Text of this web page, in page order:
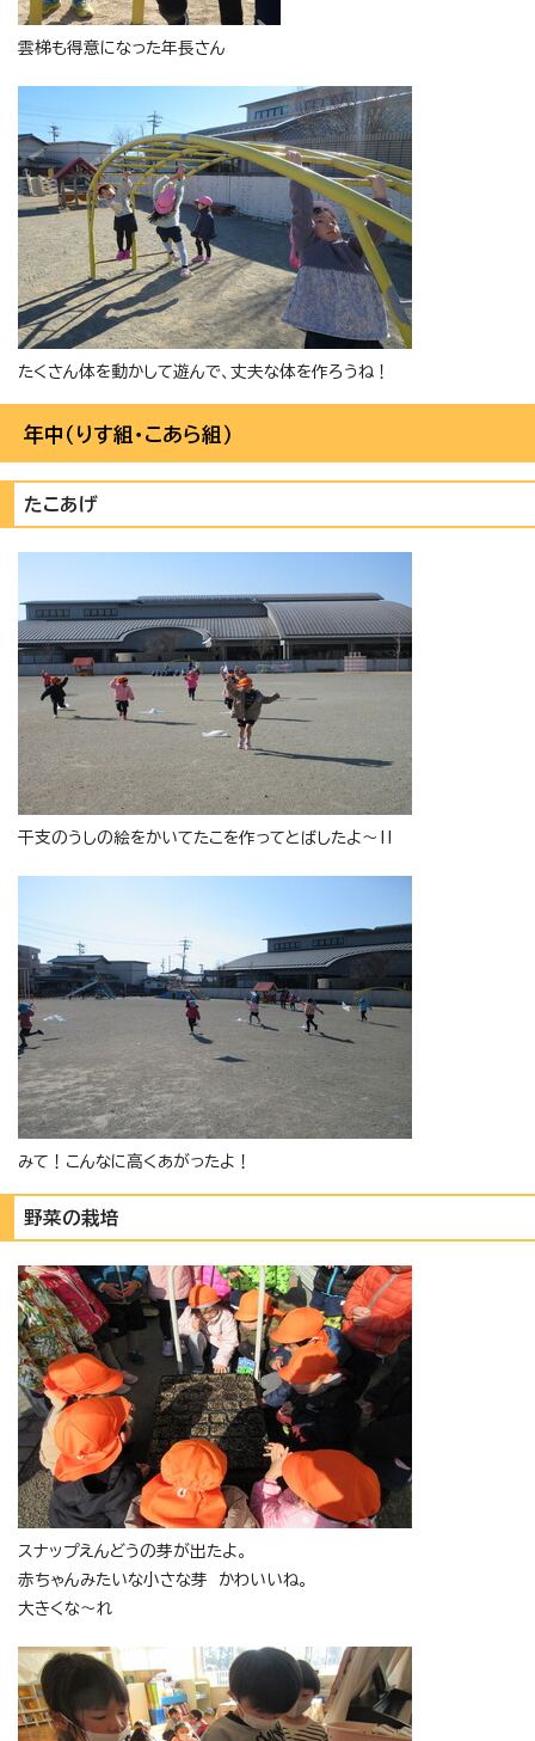
雲梯も得意になった年長さん
たくさん体を動かして遊んで、丈夫な体を作ろうね！
年中（りす組・こあら組）
たこあげ
干支のうしの絵をかいてたこを作ってとばしたよ～‼
みて！こんなに高くあがったよ！
野菜の栽培
スナップえんどうの芽が出たよ。
赤ちゃんみたいな小さな芽 かわいいね。
大きくな～れ